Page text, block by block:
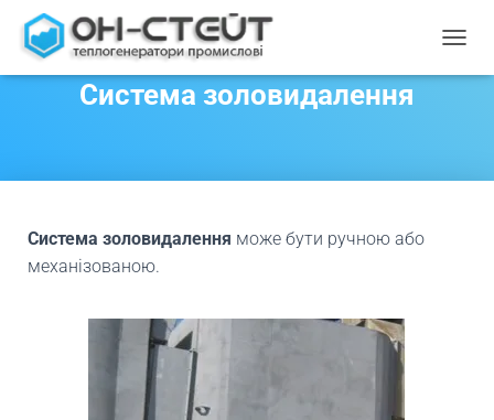
Система золовидалення
Система золовидалення може бути ручною або
механізованою.